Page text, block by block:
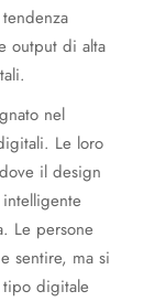
output di alta
nel
Le loro
il design
Le persone
sentire, ma si
tipo digitale